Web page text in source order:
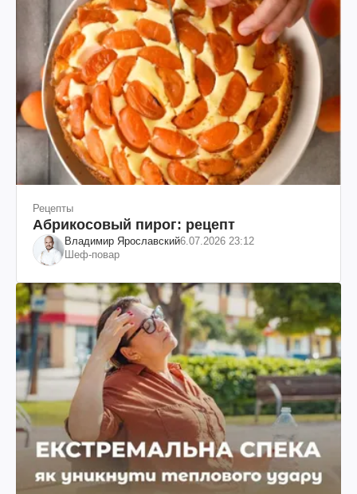
Рецепты
Абрикосовый пирог: рецепт
Владимир Ярославский6.07.2026 23:12
Шеф-повар